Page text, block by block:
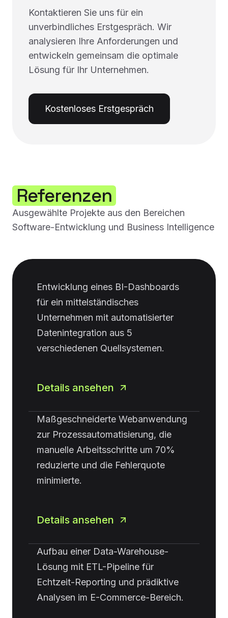
Kontaktieren Sie uns für ein
unverbindliches Erstgespräch. Wir
analysieren Ihre Anforderungen und
entwickeln gemeinsam die optimale
Lösung für Ihr Unternehmen.
Kostenloses Erstgespräch
Referenzen
Ausgewählte Projekte aus den Bereichen
Software-Entwicklung und Business Intelligence
Entwicklung eines BI-Dashboards
für ein mittelständisches
Unternehmen mit automatisierter
Datenintegration aus 5
verschiedenen Quellsystemen.
Details ansehen
Maßgeschneiderte Webanwendung
zur Prozessautomatisierung, die
manuelle Arbeitsschritte um 70%
reduzierte und die Fehlerquote
minimierte.
Details ansehen
Aufbau einer Data-Warehouse-
Lösung mit ETL-Pipeline für
Echtzeit-Reporting und prädiktive
Analysen im E-Commerce-Bereich.